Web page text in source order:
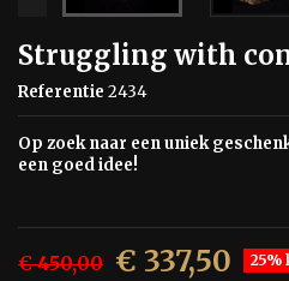
Struggling with
Referentie 2434
Op zoek naar een uniek
een goed idee!
€ 450,00 € 337,50 25%